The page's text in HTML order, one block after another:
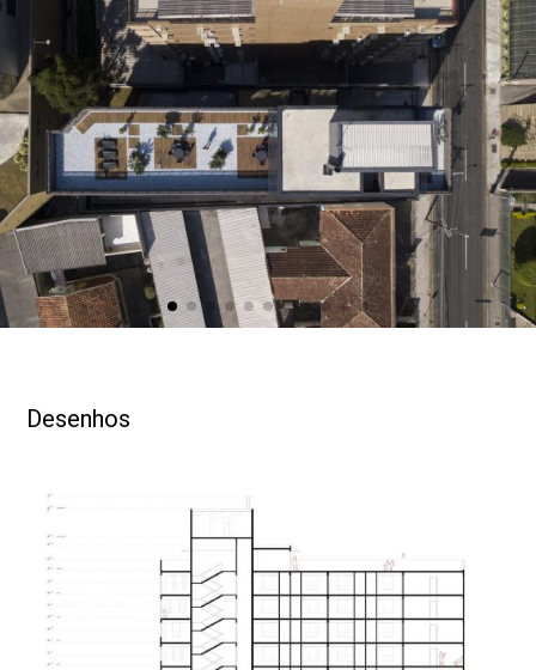
dois quartos nas extremidades e quatro estúdios em seu
miolo, todos face norte, articulados por um corredor sul.
A planta dos apartamentos é funcional e flexível.
A cobertura possui uma lavanderia comunitária e um
amplo salão de festas que se abre para uma área de
lazer. O térreo possui uma área comercial, dois acessos
para carros e um acesso para os moradores, valorizado
por um grande balanço com 6m de altura, que marca o
acesso ao edifício.
O diferencial do projeto está na sua relação com a rua,
estreita calçada da Rua da Glória.
Publicações
archdaily (br)
archello
Desenhos